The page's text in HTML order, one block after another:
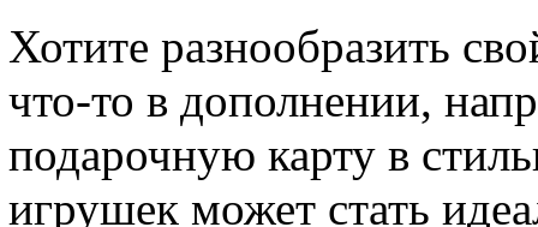
Хотите разнообразить
что-то в дополнении,
подарочную карту в
игрушек может стать